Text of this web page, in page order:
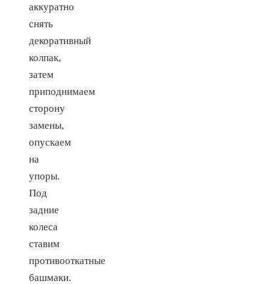
аккуратно
снять
декоративный
колпак,
затем
приподнимаем
сторону
замены,
опускаем
на
упоры.
Под
задние
колеса
ставим
противооткатные
башмаки.